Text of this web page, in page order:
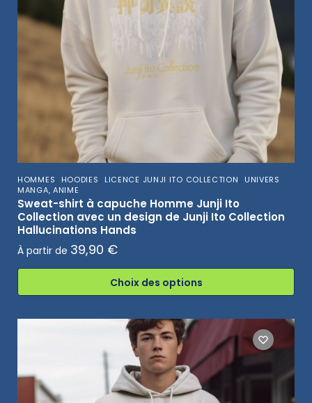
HOMMES, HOODIES, LICENCE JUNJI ITO COLLECTION, UNIVERS
MANGA, ANIME
Sweat-shirt à capuche Homme Junji Ito
Collection avec un design de Junji Ito Collection
Hallucinations Hands
À partir de 39,90 €
Choix des options